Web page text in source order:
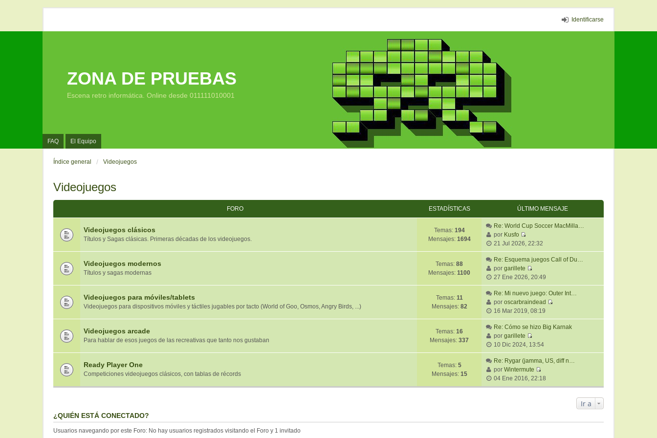
Identificarse
FAQ El Equipo
ZONA DE PRUEBAS
Escena retro informática. Online desde 011111010001
Índice general Videojuegos
Videojuegos
FORO ESTADÍSTICAS ÚLTIMO MENSAJE
Videojuegos clásicos
Títulos y Sagas clásicas. Primeras décadas de los videojuegos.
Temas: 194
Mensajes: 1694
Re: World Cup Soccer MacMilla…
por Kusfo
V
e
r
ú
l
t
i
m
o
m
e
n
s
j
e
21 Jul 2026, 22:32
Videojuegos modernos
Títulos y sagas modernas
Temas: 88
Mensajes: 1100
Re: Esquema juegos Call of Du…
porgarillete
V
e
r
ú
l
t
i
o
m
e
n
s
a
27 Ene 2026, 20:49
Videojuegos para móviles/tablets
Videojuegos para dispositivos móviles y táctiles jugables por tacto (World of Goo, Osmos, Angry Birds, ...)
Temas: 11
Mensajes: 82
Re: Mi nuevo juego: Outer Int…
poroscarbraindead
e
r
t
i
m
a
16 Mar 2019, 08:19
Videojuegos arcade
Para hablar de esos juegos de las recreativas que tanto nos gustaban
Temas: 16
Mensajes: 337
Re: Cómo se hizo Big Karnak
porgarillete
V
e
r
ú
l
t
m
10 Dic 2024, 13:54
Ready Player One
Competiciones videojuegos clásicos, con tablas de récords
Temas: 5
Mensajes: 15
Re: Rygar (jamma, US, diff n…
porWintermute
V
e
04 Ene 2016, 22:18
Ir a
¿QUIÉN ESTÁ CONECTADO?
Usuarios navegando por este Foro: No hay usuarios registrados visitando el Foro y 1 invitado